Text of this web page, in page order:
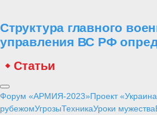
Структура главного
управления ВС РФ
Статьи
Форум «АРМИЯ-2023»Проект
рубежомУгрозыТехникаУроки мужества